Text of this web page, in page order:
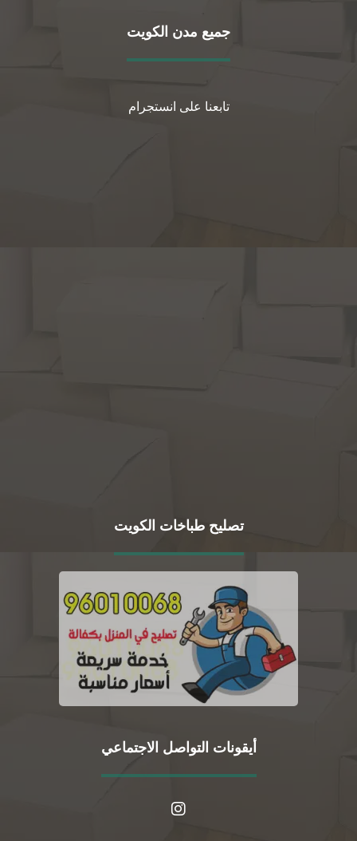
جميع مدن الكويت
تابعنا على انستجرام
تصليح طباخات الكويت
أيقونات التواصل الاجتماعي